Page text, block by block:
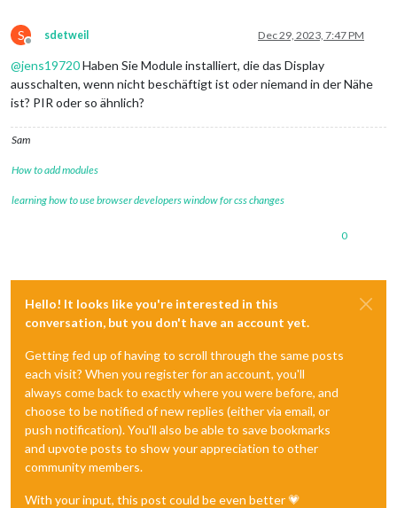
S
Offline
sdetweil Dec 29, 2023, 7:47 PM
@jens19720Haben Sie Module installiert, die das Display
ausschalten, wenn nicht beschäftigt ist oder niemand in der Nähe
ist? PIR oder so ähnlich?
Sam
How to add modules
learning how to use browser developers window for css changes
0
Hello! It looks like you're interested in this
conversation, but you don't have an account yet.
Getting fed up of having to scroll through the same posts
each visit? When you register for an account, you'll
always come back to exactly where you were before, and
choose to be notified of new replies (either via email, or
push notification). You'll also be able to save bookmarks
and upvote posts to show your appreciation to other
community members.
With your input, this post could be even better 💗